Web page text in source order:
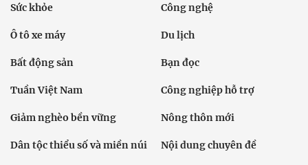
Sức khỏe Công nghệ
Ô tô xe máy Du lịch
Bất động sản Bạn đọc
Tuần Việt Nam Công nghiệp hỗ trợ
Giảm nghèo bền vững Nông thôn mới
Dân tộc thiểu số và miền núi Nội dung chuyên đề